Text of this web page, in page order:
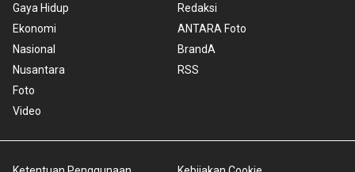
Gaya Hidup
Ekonomi
Nasional
Nusantara
Foto
Video
Redaksi
ANTARA Foto
BrandA
RSS